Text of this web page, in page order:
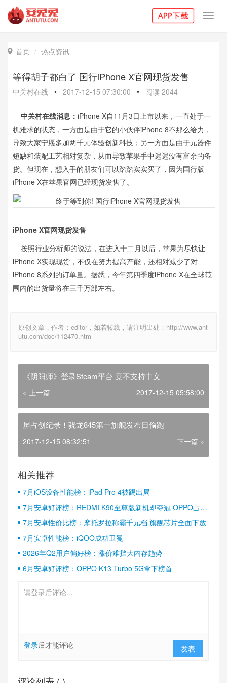
 首页 热点资讯
等得胡子都白了 国行iPhone X官网现货发售
中关村在线 • 2017-12-15 07:30:00 • 阅读 2044
中关村在线消息： iPhone X自11月3日上市以来，一直处于一
机难求的状态，一方面是由于它的小伙伴iPhone 8不那么给力，
导致大家宁愿多加两千元体验创新科技；另一方面是由于元器件
短缺和装配工艺相对复杂，从而导致苹果手中迟迟没有富余的备
货。但现在，想入手的朋友们可以踏踏实实买了，因为国行版
iPhone X在苹果官网已经现货发售了。
iPhone X官网现货发售
按照行业分析师的说法，在进入十二月以后，苹果为尽快让
iPhone X实现现货，不仅在努力提高产能，还相对减少了对
iPhone 8系列的订单量。据悉，今年第四季度iPhone X在全球范
围内的出货量将在三千万部左右。
原创文章，作者：editor，如若转载，请注明出处：http://www.ant
utu.com/doc/112470.htm
《阴阳师》登录Steam平台 竟不支持中文
« 上一篇 2017-12-15 05:58:00
屏占创纪录！骁龙845第一旗舰发布日偷跑
2017-12-15 08:32:51 下一篇 »
相关推荐
7月iOS设备性能榜：iPad Pro 4被踢出局
7月安卓好评榜：REDMI K90至尊版新机即夺冠 OPPO占据
半壁江山
7月安卓性价比榜：摩托罗拉称霸千元档 旗舰芯片全面下放
7月安卓性能榜：iQOO成功卫冕
2026年Q2用户偏好榜：涨价难挡大内存趋势
6月安卓好评榜：OPPO K13 Turbo 5G拿下榜首
登录后才能评论 发表